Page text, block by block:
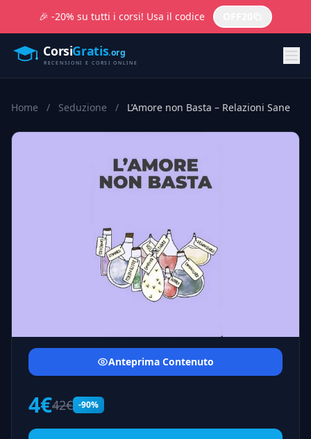
🎉 -20% su tutti i corsi! Usa il codice
Home / Seduzione / L’Amore non Basta – Relazioni Sane
Anteprima Contenuto
4€42€ -90%